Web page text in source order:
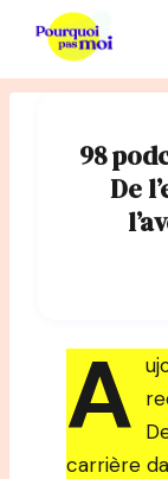
contenu
98
De
A
carrière